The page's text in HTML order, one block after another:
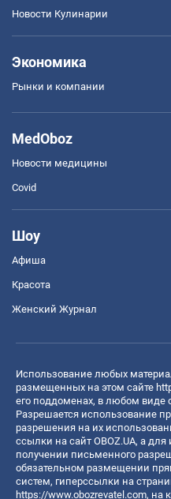
Новости Кулинарии
Экономика
Рынки и компании
MedOboz
Новости медицины
Covid
Шоу
Афиша
Красота
Женский Журнал
Использование любых
размещенных на этом сайте
его поддоменах, в любом виде
Разрешается использование
разрешения на их
ссылки на сайт OBOZ.UA, а
получении письменного
обязательном размещении
систем, гиперссылки на
https://www.obozrevatel.com, на